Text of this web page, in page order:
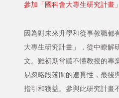
參加「國科會大專生研究計畫」
因為對未來升學和從事教職都
大專生研究計畫」，從中瞭解
文。雖初期常聽不懂教授的專
易忽略段落間的連貫性，最後
指引和獲益。參與此研究計畫